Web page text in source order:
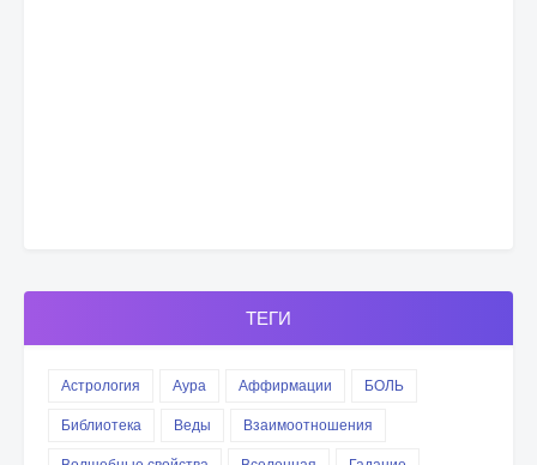
ТЕГИ
Астрология Аура Аффирмации
БОЛЬ
Библиотека
Веды
Взаимоотношения